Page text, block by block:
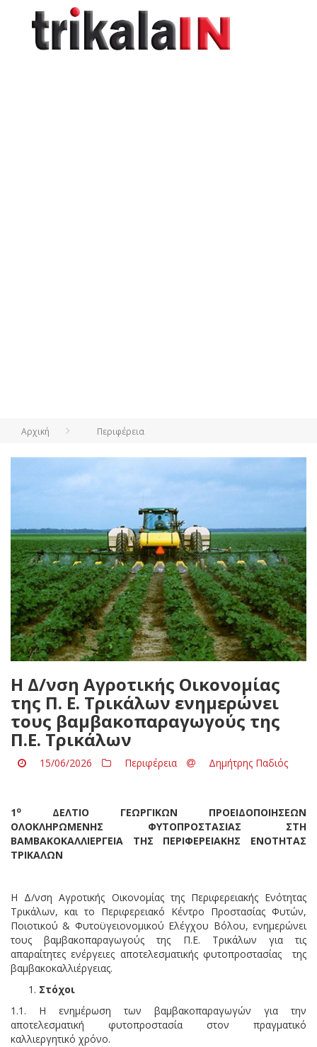
Αρχική Περιφέρεια
Η Δ/νση Αγροτικής Οικονομίας
της Π. Ε. Τρικάλων ενημερώνει
τους βαμβακοπαραγωγούς της
Π.Ε. Τρικάλων
15/06/2026 Περιφέρεια Δημήτρης Παδιός
1ο
ΔΕΛΤΙΟ ΓΕΩΡΓΙΚΩΝ ΠΡΟΕΙΔΟΠΟΙΗΣΕΩΝ
ΟΛΟΚΛΗΡΩΜΕΝΗΣ ΦΥΤΟΠΡΟΣΤΑΣΙΑΣ ΣΤΗ
ΒΑΜΒΑΚΟΚΑΛΛΙΕΡΓΕΙΑ ΤΗΣ ΠΕΡΙΦΕΡΕΙΑΚΗΣ ΕΝΟΤΗΤΑΣ
ΤΡΙΚΑΛΩΝ
Η Δ/νση Αγροτικής Οικονομίας της Περιφερειακής Ενότητας
Τρικάλων, και το Περιφερειακό Κέντρο Προστασίας Φυτών,
Ποιοτικού & Φυτοϋγειονομικού Ελέγχου Βόλου, ενημερώνει
τους βαμβακοπαραγωγούς της Π.Ε. Τρικάλων για τις
απαραίτητες ενέργειες αποτελεσματικής φυτοπροστασίας της
βαμβακοκαλλιέργειας.
Στόχοι
1.1. Η ενημέρωση των βαμβακοπαραγωγών για την
αποτελεσματική φυτοπροστασία στον πραγματικό
καλλιεργητικό χρόνο.